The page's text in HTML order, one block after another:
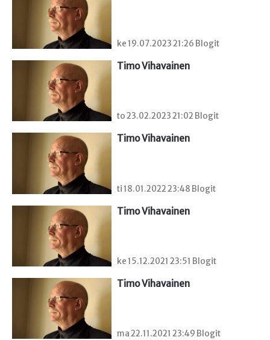
ke 19.07.2023 21:26 Blogit
Timo Vihavainen
to 23.02.2023 21:02 Blogit
Timo Vihavainen
ti 18.01.2022 23:48 Blogit
Timo Vihavainen
ke 15.12.2021 23:51 Blogit
Timo Vihavainen
ma 22.11.2021 23:49 Blogit